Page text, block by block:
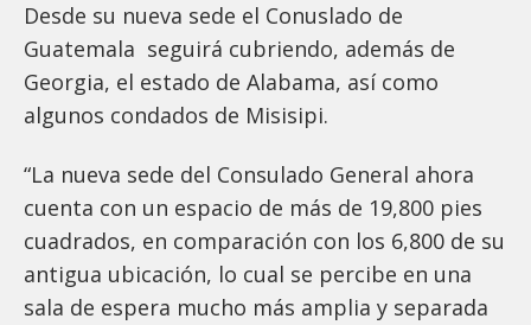
Desde su nueva sede el Conuslado de
Guatemala seguirá cubriendo, además de
Georgia, el estado de Alabama, así como
algunos condados de Misisipi.
“La nueva sede del Consulado General ahora
cuenta con un espacio de más de 19,800 pies
cuadrados, en comparación con los 6,800 de su
antigua ubicación, lo cual se percibe en una
sala de espera mucho más amplia y separada